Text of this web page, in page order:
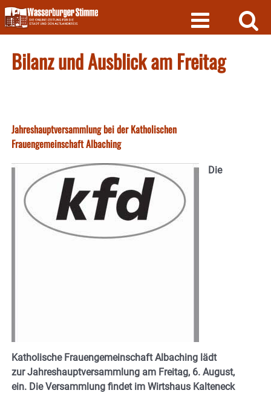
Skip
to
content
Bilanz und Ausblick am Freitag
Jahreshauptversammlung bei der Katholischen
Frauengemeinschaft Albaching
Die
Katholische Frauengemeinschaft Albaching lädt
zur Jahreshauptversammlung am Freitag, 6. August,
ein. Die Versammlung findet im Wirtshaus Kalteneck